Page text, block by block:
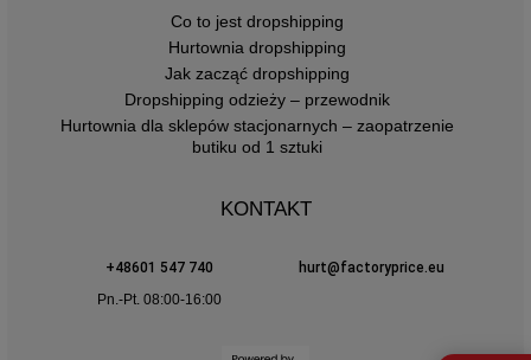
Co to jest dropshipping
Hurtownia dropshipping
Jak zacząć dropshipping
Dropshipping odzieży – przewodnik
Hurtownia dla sklepów stacjonarnych – zaopatrzenie
butiku od 1 sztuki
KONTAKT
+48601 547 740
hurt@factoryprice.eu
Pn.-Pt. 08:00-16:00